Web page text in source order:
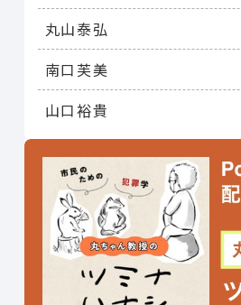
丸山泰弘
南口芙美
山口裕貴